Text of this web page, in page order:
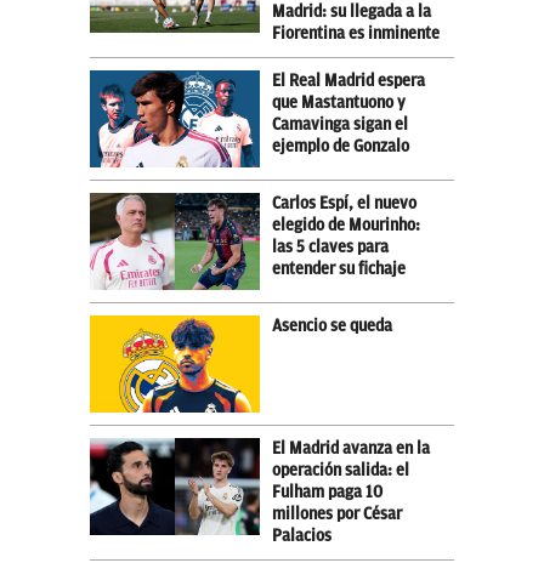
Madrid: su llegada a la
Fiorentina es inminente
El Real Madrid espera
que Mastantuono y
Camavinga sigan el
ejemplo de Gonzalo
Carlos Espí, el nuevo
elegido de Mourinho:
las 5 claves para
entender su fichaje
Asencio se queda
El Madrid avanza en la
operación salida: el
Fulham paga 10
millones por César
Palacios